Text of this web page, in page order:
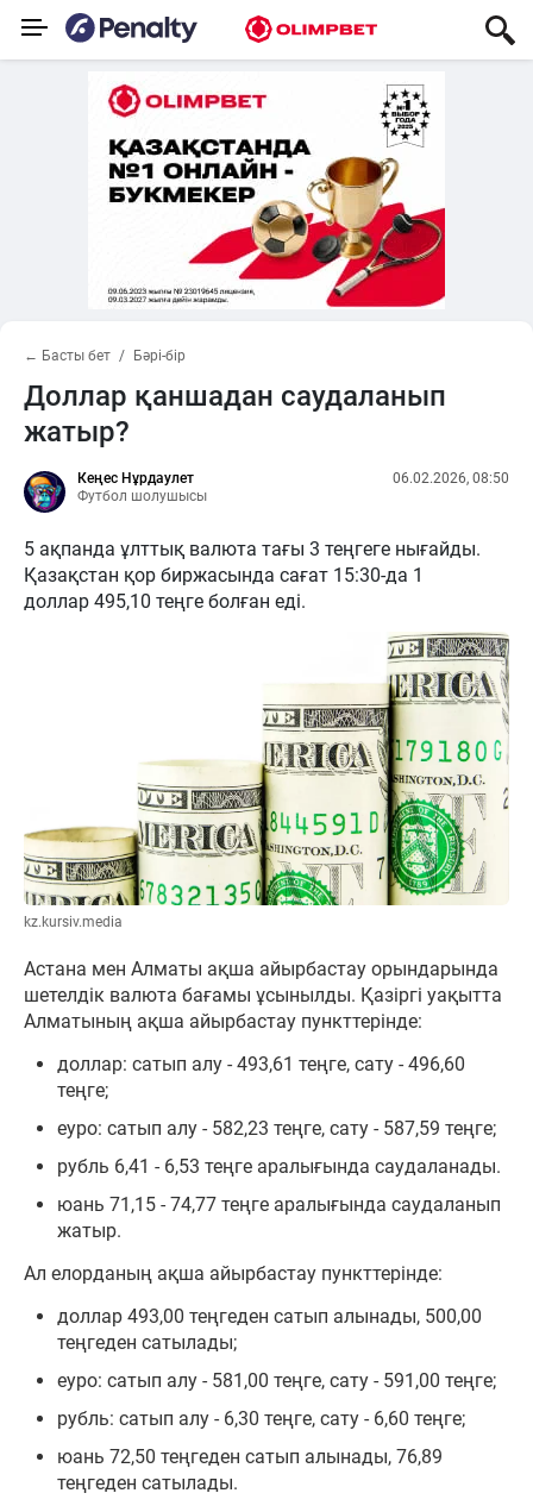
← Басты бет Бәрі-бір
Доллар қаншадан саудаланып
жатыр?
Кеңес Нұрдаулет
Футбол шолушысы
06.02.2026, 08:50
5 ақпанда ұлттық валюта тағы 3 теңгеге нығайды.
Қазақстан қор биржасында сағат 15:30-да 1
доллар 495,10 теңге болған еді.
kz.kursiv.media
Астана мен Алматы ақша айырбастау орындарында
шетелдік валюта бағамы ұсынылды. Қазіргі уақытта
Алматының ақша айырбастау пункттерінде:
доллар: сатып алу - 493,61 теңге, сату - 496,60
теңге;
еуро: сатып алу - 582,23 теңге, сату - 587,59 теңге;
рубль 6,41 - 6,53 теңге аралығында саудаланады.
юань 71,15 - 74,77 теңге аралығында саудаланып
жатыр.
Ал елорданың ақша айырбастау пункттерінде:
доллар 493,00 теңгеден сатып алынады, 500,00
теңгеден сатылады;
еуро: сатып алу - 581,00 теңге, сату - 591,00 теңге;
рубль: сатып алу - 6,30 теңге, сату - 6,60 теңге;
юань 72,50 теңгеден сатып алынады, 76,89
теңгеден сатылады.